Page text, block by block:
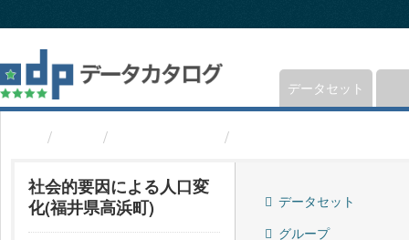
キ
プ
し
て
データセット
社会的要因による人口変
化(福井県高浜町)
データセット
グループ